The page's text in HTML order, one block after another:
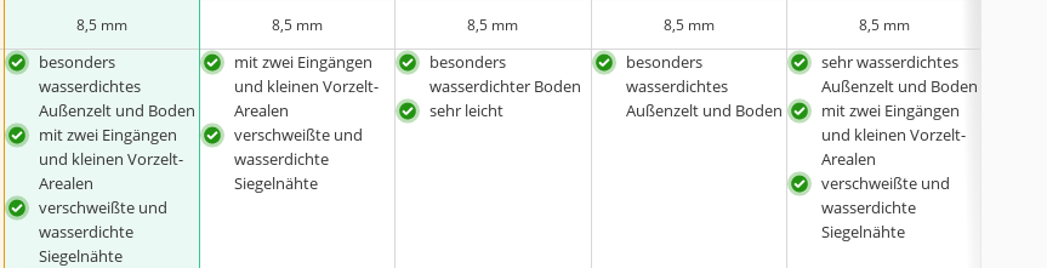
8,5 mm 8,5 mm 8,5 mm 8,5 mm 8,5 mm
besonders
wasserdichtes
Außenzelt und Boden
mit zwei Eingängen
und kleinen Vorzelt-
Arealen
verschweißte und
wasserdichte
Siegelnähte
mit zwei Eingängen
und kleinen Vorzelt-
Arealen
verschweißte und
wasserdichte
Siegelnähte
besonders
wasserdichter Boden
sehr leicht
besonders
wasserdichtes
Außenzelt und Boden
sehr wasserdichtes
Außenzelt und Boden
mit zwei Eingängen
und kleinen Vorzelt-
Arealen
verschweißte und
wasserdichte
Siegelnähte